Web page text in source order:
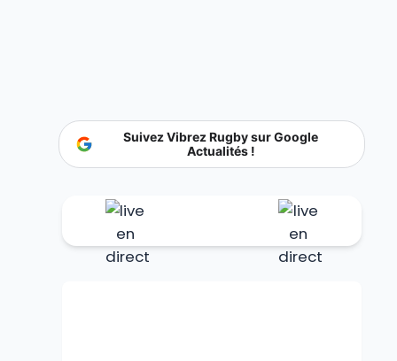
Suivez Vibrez Rugby sur Google
Actualités !